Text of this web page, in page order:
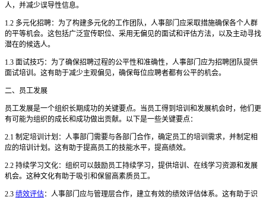
人，并减少误导性信息。
1.2 多元化招聘：为了构建多元化的工作团队，人事部门应采取措施确保各个人群
的平等机会。这包括广泛宣传职位、采用无偏见的面试和评估方法，以及主动寻找
潜在的候选人。
1.3 面试技巧：为了确保招聘过程的公平性和准确性，人事部门应为招聘团队提供
面试培训。这有助于减少主观偏见，确保每位应聘者都有公平的机会。
二、员工发展
员工发展是一个组织长期成功的关键要点。当员工得到培训和发展机会时，他们更
有可能为组织的成长和成功做出贡献。以下是一些关键要点：
2.1 制定培训计划：人事部门需要与各部门合作，确定员工的培训需求，并制定相
应的培训计划。这有助于提高员工的技能水平，提高绩效。
2.2 持续学习文化：组织可以鼓励员工持续学习，提供培训、在线学习资源和发展
机会。这种文化有助于吸引和保留高素质员工。
2.3 绩效评估：人事部门应与管理层合作，建立有效的绩效评估体系。这有助于识